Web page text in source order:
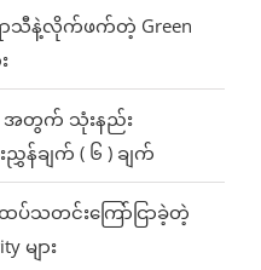
ရာသီနဲ့လိုက်ဖက်တဲ့ Green
အတွက် သုံးနည်း
ချက် ( ၆ ) ချက်
ပ်သတင်းကြော်ငြာခဲ့တဲ့
များ